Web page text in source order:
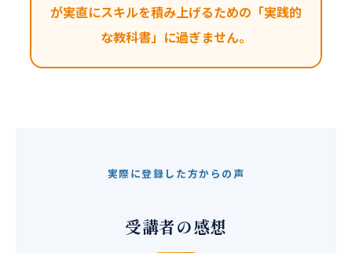
が実直にスキルを積み上げるための「実践的
な教科書」に過ぎません。
実際に登録した方からの声
受講者の感想